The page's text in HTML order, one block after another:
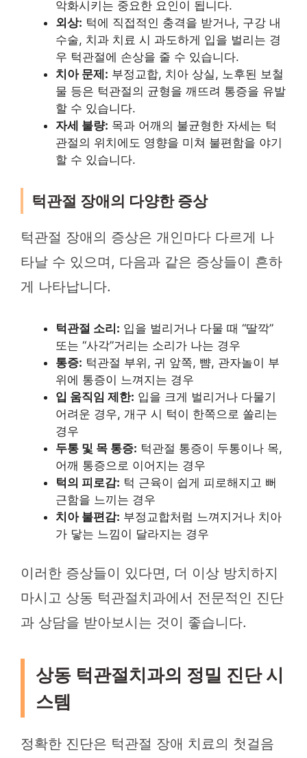
악화시키는 중요한 요인이 됩니다.
외상: 턱에 직접적인 충격을 받거나, 구강 내
수술, 치과 치료 시 과도하게 입을 벌리는 경
우 턱관절에 손상을 줄 수 있습니다.
치아 문제: 부정교합, 치아 상실, 노후된 보철
물 등은 턱관절의 균형을 깨뜨려 통증을 유발
할 수 있습니다.
자세 불량: 목과 어깨의 불균형한 자세는 턱
관절의 위치에도 영향을 미쳐 불편함을 야기
할 수 있습니다.
턱관절 장애의 다양한 증상
턱관절 장애의 증상은 개인마다 다르게 나
타날 수 있으며, 다음과 같은 증상들이 흔하
게 나타납니다.
턱관절 소리: 입을 벌리거나 다물 때 “딸깍”
또는 “사각”거리는 소리가 나는 경우
통증: 턱관절 부위, 귀 앞쪽, 뺨, 관자놀이 부
위에 통증이 느껴지는 경우
입 움직임 제한: 입을 크게 벌리거나 다물기
어려운 경우, 개구 시 턱이 한쪽으로 쏠리는
경우
두통 및 목 통증: 턱관절 통증이 두통이나 목,
어깨 통증으로 이어지는 경우
턱의 피로감: 턱 근육이 쉽게 피로해지고 뻐
근함을 느끼는 경우
치아 불편감: 부정교합처럼 느껴지거나 치아
가 닿는 느낌이 달라지는 경우
이러한 증상들이 있다면, 더 이상 방치하지
마시고 상동 턱관절치과에서 전문적인 진단
과 상담을 받아보시는 것이 좋습니다.
상동 턱관절치과의 정밀 진단 시
스템
정확한 진단은 턱관절 장애 치료의 첫걸음